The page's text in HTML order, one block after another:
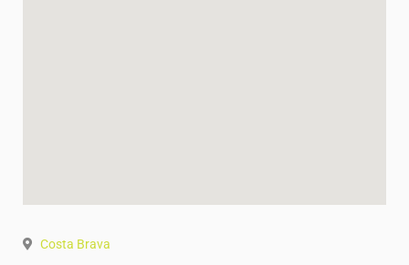
Costa Brava